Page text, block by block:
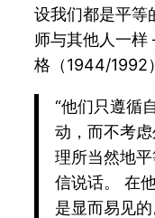
设我们都是平等
师与其他人一样
格（1944/1992
“他们只遵循
动，而不考
理所当然地
信说话。 在
是显而易见